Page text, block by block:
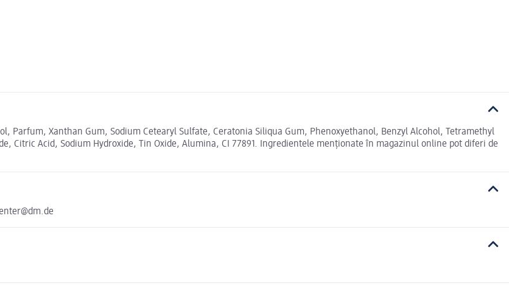
Parfum, Xanthan Gum, Sodium Cetearyl Sulfate, Ceratonia Siliqua Gum, Phenoxyethanol, Benzyl Alcohol, Tetramethyl
Citric Acid, Sodium Hydroxide, Tin Oxide, Alumina, CI 77891. Ingredientele menționate în magazinul online pot diferi de